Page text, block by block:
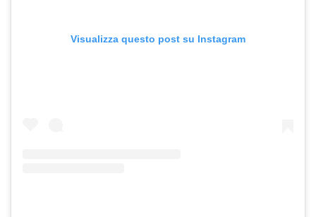
Visualizza questo post su Instagram